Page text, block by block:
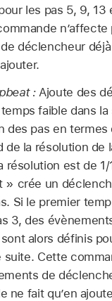
les pas 5, 9, 13
n’affecte
déclencheur
:Ajoute des
faible dans
des pas en termes
de la résolution de
résolution est de
» crée un
Si le premier
3, des
alors définis
suite. Cette
de
ne fait qu’en